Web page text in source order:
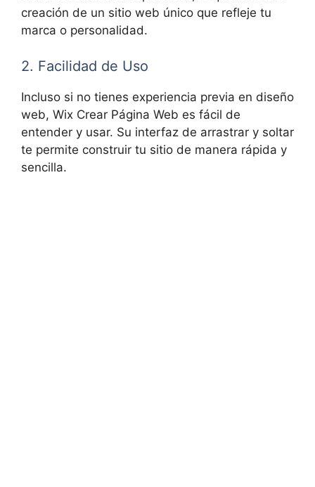
creación de un sitio web único que refleje tu
marca o personalidad.
2. Facilidad de Uso
Incluso si no tienes experiencia previa en diseño
web, Wix Crear Página Web es fácil de
entender y usar. Su interfaz de arrastrar y soltar
te permite construir tu sitio de manera rápida y
sencilla.